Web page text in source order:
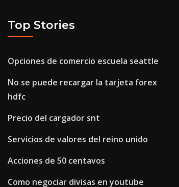
Top Stories
Opciones de comercio escuela seattle
No se puede recargar la tarjeta forex
hdfc
Precio del cargador snt
Servicios de valores del reino unido
Acciones de 50 centavos
Como negociar divisas en youtube